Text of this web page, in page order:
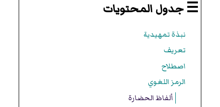
☰ جدول المحتويات
نبذة تمهيدية
تعريف
اصطلاح
الرمز اللغوي
ألفاظ الحضارة